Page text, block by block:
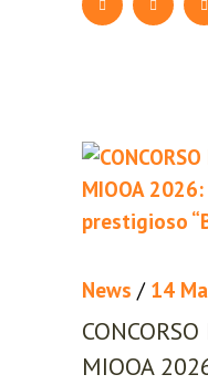
News / 14
MIOOA
LOGIN